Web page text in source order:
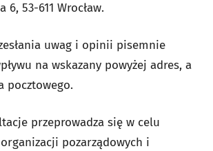
6, 53-611 Wrocław.
uwag i opinii pisemnie
na wskazany powyżej adres, a
pocztowego.
przeprowadza się w celu
pozarządowych i